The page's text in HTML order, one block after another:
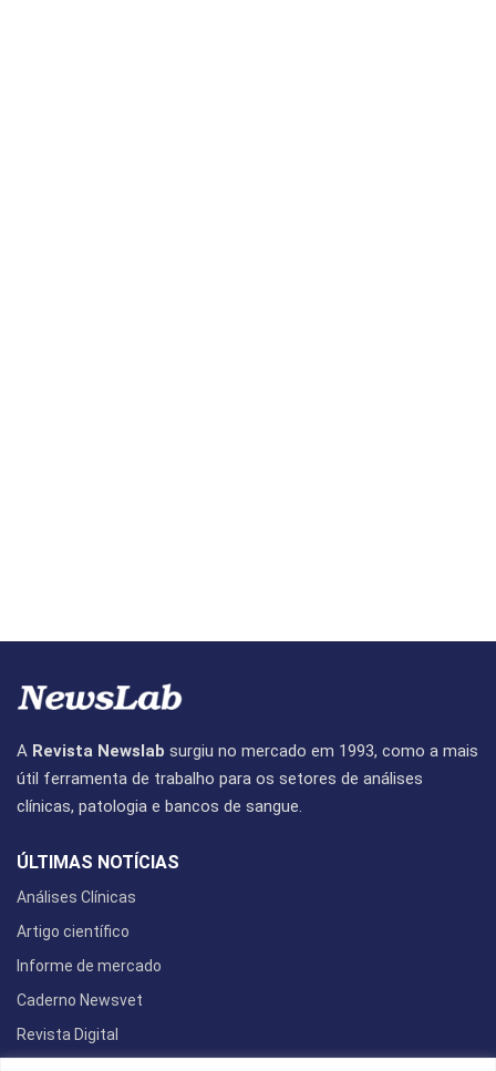
A Revista Newslab surgiu no mercado em 1993, como a mais
útil ferramenta de trabalho para os setores de análises
clínicas, patologia e bancos de sangue.
ÚLTIMAS NOTÍCIAS
Análises Clínicas
Artigo científico
Informe de mercado
Caderno Newsvet
Revista Digital